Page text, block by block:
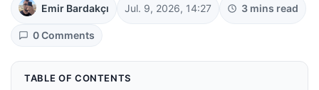
Emir Bardakçı Jul. 9, 2026, 14:27 3 mins read
0 Comments
TABLE OF CONTENTS